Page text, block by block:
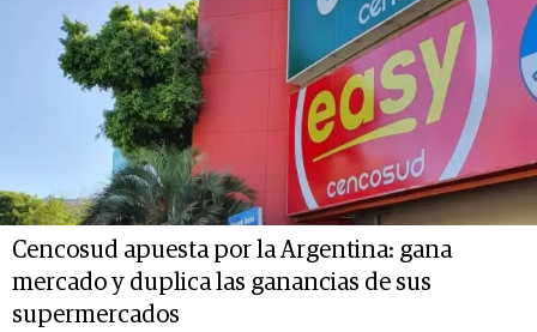
Cencosud apuesta por la Argentina: gana
mercado y duplica las ganancias de sus
supermercados